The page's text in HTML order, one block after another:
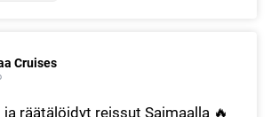
Cruises
räätälöidyt reissut Saimaalla 🔥